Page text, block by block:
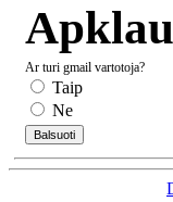
Ar turi gmail vartotoja?
Taip
Ne